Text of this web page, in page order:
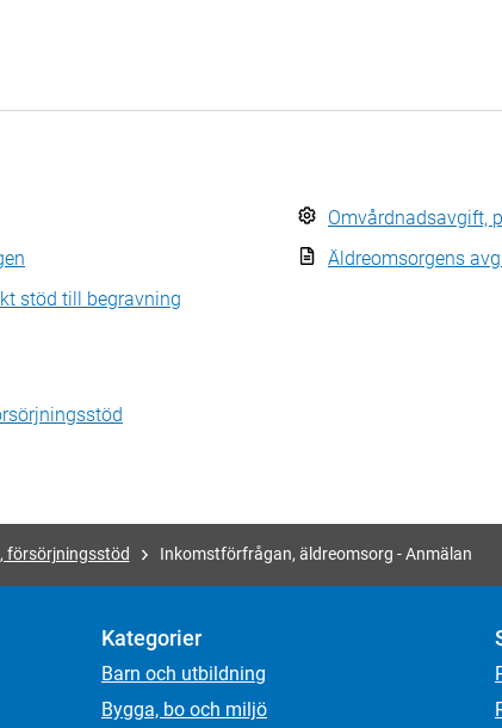
stöd till begravning
Omvårdnadsavgift,
Äldreomsorgens
försörjningsstöd Inkomstförfrågan, äldreomsorg - Anmälan
Kategorier
Barn och utbildning
Bygga, bo och miljö